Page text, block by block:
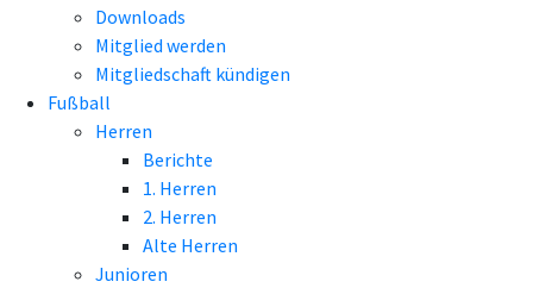
Downloads
Mitglied werden
Mitgliedschaft kündigen
Fußball
Herren
Berichte
1. Herren
2. Herren
Alte Herren
Junioren